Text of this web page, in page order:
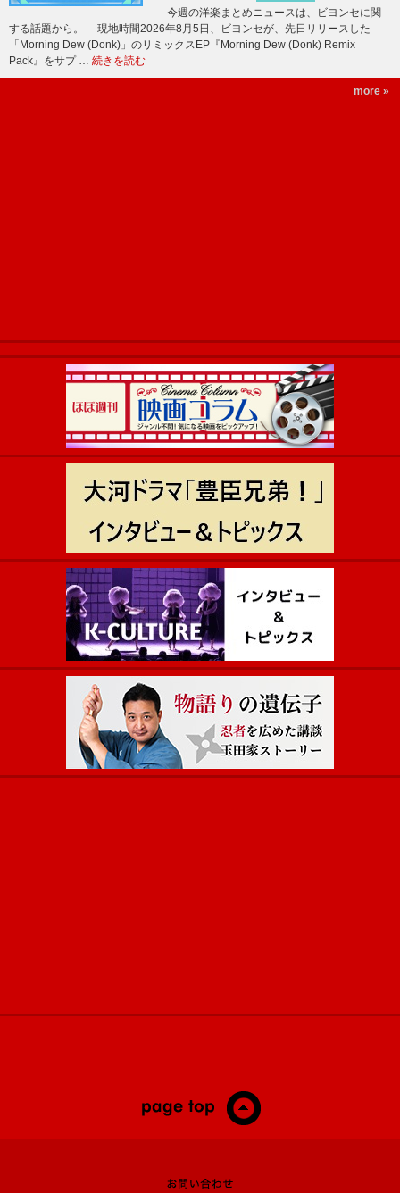
今週の洋楽まとめニュースは、ビヨンセに関
する話題から。 現地時間2026年8月5日、ビヨンセが、先日リリースした
「Morning Dew (Donk)」のリミックスEP『Morning Dew (Donk) Remix
Pack』をサプ … 続きを読む
more »